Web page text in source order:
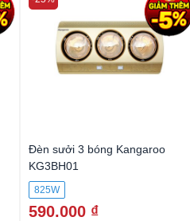
Đèn sưởi 3 bóng Kangaroo
KG3BH01
825W
590.000 ₫